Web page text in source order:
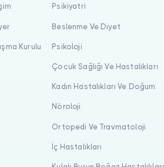
Kurulu
Psikiyatri
Beslenme Ve Diyet
Psikoloji
Çocuk Sağlığı Ve Hastalıkları
Kadın Hastalıkları Ve Doğum
Nöroloji
Ortopedi Ve Travmatoloji
İç Hastalıkları